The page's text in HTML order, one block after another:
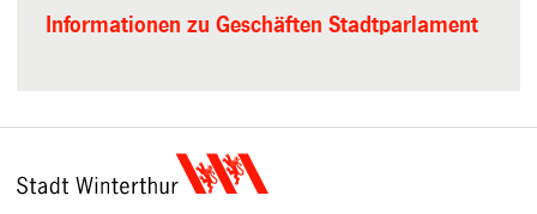
Informationen zu Geschäften Stadtparlament